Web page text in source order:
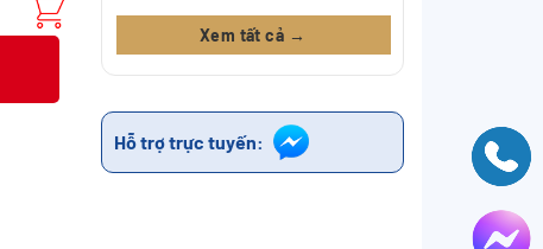
Xem tất cả →
Hỗ trợ trực tuyến: